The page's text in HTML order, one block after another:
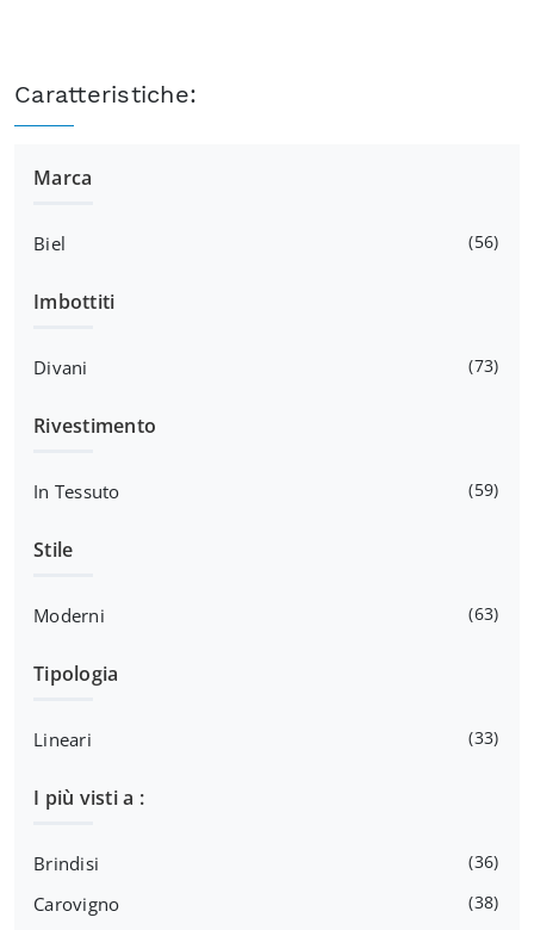
Caratteristiche:
Marca
Biel 56
Imbottiti
Divani 73
Rivestimento
In Tessuto 59
Stile
Moderni 63
Tipologia
Lineari 33
I più visti a :
Brindisi 36
Carovigno 38